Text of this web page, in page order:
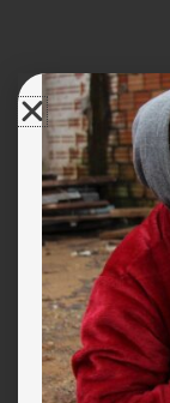
Banco de
serve e